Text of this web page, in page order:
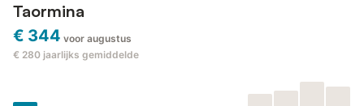
Taormina
€ 344 voor augustus
€ 280 jaarlijks gemiddelde